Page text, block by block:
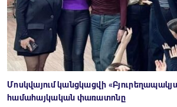
Մոսկվայում կանցկացվի
համահայկական փառատոնը